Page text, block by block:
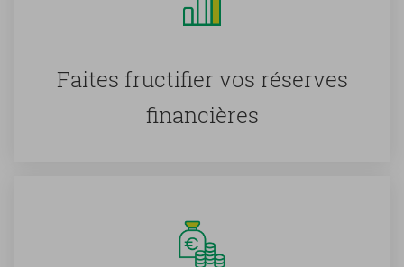
Faites fruc­ti­fier vos ré­serves
fi­nan­cières